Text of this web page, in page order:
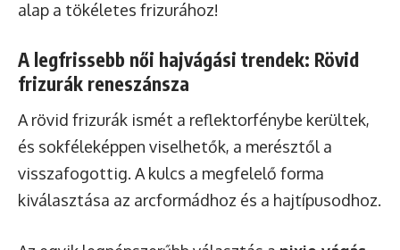
alap a tökéletes frizurához!
A legfrissebb női hajvágási trendek: Rövid
frizurák reneszánsza
A rövid frizurák ismét a reflektorfénybe kerültek,
és sokféleképpen viselhetők, a merésztől a
visszafogottig. A kulcs a megfelelő forma
kiválasztása az arcformádhoz és a hajtípusodhoz.